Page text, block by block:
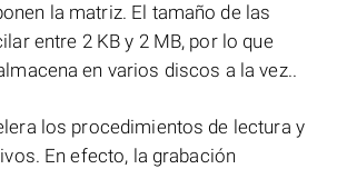
la matriz. El tamaño de las
entre 2 KB y 2 MB, por lo que
en varios discos a la vez..
los procedimientos de lectura y
En efecto, la grabación